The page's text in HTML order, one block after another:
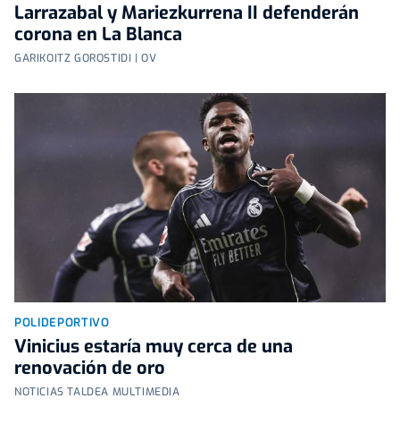
Larrazabal y Mariezkurrena II defenderán
corona en La Blanca
GARIKOITZ GOROSTIDI | OV
POLIDEPORTIVO
Vinicius estaría muy cerca de una
renovación de oro
NOTICIAS TALDEA MULTIMEDIA